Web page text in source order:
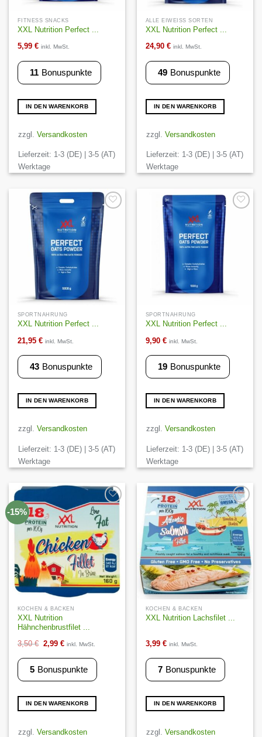
FITNESS SNACKS
XXL Nutrition Perfect ...
5,99 € inkl. MwSt.
11 Bonuspunkte
IN DEN WARENKORB
zzgl. Versandkosten
Lieferzeit: 1-3 (DE) | 3-5 (AT)
Werktage
ALLE EIWEISS SORTEN
XXL Nutrition Perfect ...
24,90 € inkl. MwSt.
49 Bonuspunkte
IN DEN WARENKORB
zzgl. Versandkosten
Lieferzeit: 1-3 (DE) | 3-5 (AT)
Werktage
Auf die
Wunschliste
SPORTNAHRUNG
XXL Nutrition Perfect ...
21,95 € inkl. MwSt.
43 Bonuspunkte
IN DEN WARENKORB
zzgl. Versandkosten
Lieferzeit: 1-3 (DE) | 3-5 (AT)
Werktage
Auf die
Wunschliste
SPORTNAHRUNG
XXL Nutrition Perfect ...
9,90 € inkl. MwSt.
19 Bonuspunkte
IN DEN WARENKORB
zzgl. Versandkosten
Lieferzeit: 1-3 (DE) | 3-5 (AT)
Werktage
-15%
Auf die
Wunschliste
KOCHEN & BACKEN
XXL Nutrition
Hähnchenbrustfilet ...
3,50€ Ursprünglicher
Preis
war:
2,99 €Aktueller
Preis
ist:
inkl. MwSt.
5 Bonuspunkte
IN DEN WARENKORB
zzgl. Versandkosten
Auf die
Wunschliste
KOCHEN & BACKEN
XXL Nutrition Lachsfilet ...
3,99 € inkl. MwSt.
7 Bonuspunkte
IN DEN WARENKORB
zzgl. Versandkosten